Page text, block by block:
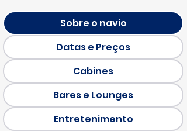
Sobre o navio
Datas e Preços
Cabines
Bares e Lounges
Entretenimento